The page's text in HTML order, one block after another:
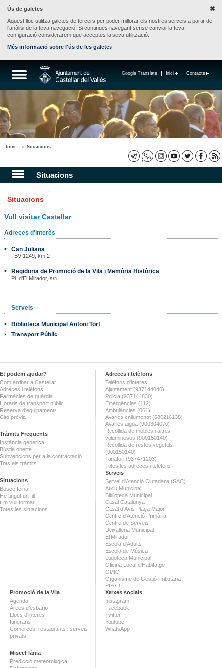
Ús de galetes
Aquest lloc utilitza galetes de tercers per poder millorar els nostres serveis a partir de
l'anàlisi de la teva navegació. Si continues navegant sense canviar la teva
configuració considerarem que acceptes la seva utilització.
Més informació sobre l'ús de les galetes
Contacte
Inici
Google Translate
Inici Situacions
Situacions
Situacions
Vull visitar Castellar
Adreces d'interès
Can Juliana
, BV-1249, km.2
Regidoria de Promoció de la Vila i Memòria Històrica
Pl. d'El Mirador, s/n
Serveis
Biblioteca Municipal Antoni Tort
Transport Públic
Et podem ajudar?
Com arribar a Castellar
Adreces i telèfons
Farmàcies de guàrdia
Horaris de transport públic
Reserva d'equipaments
Cita prèvia
Tràmits Freqüents
Instància genèrica
Bústia oberta
Subvencions per a la contractació
Tots els tràmits
Situacions
Busco feina
He tingut un fill
Em vull formar
Totes les situacions
Adreces i telèfons
Telèfons d'interès
Ajuntament (937144040)
Policia (937144830)
Emergències (112)
Ambulàncies (061)
Avaries enllumenat (686216138)
Avaries aigua (900304070)
Recollida de mobles i altres
voluminosos (900150140)
Recollida de restes vegetals
(900150140)
Tanatori (937471203)
Totes les adreces i telèfons
Serveis
Servei d'Atenció Ciutadana (SAC)
Arxiu Municipal
Biblioteca Municipal
Casal Catalunya
Casal d'Avis Plaça Major
Centre d'Atenció Primària
Centre de Serveis
Deixalleria Municipal
El Mirador
Escola d'Adults
Escola de Música
Ludoteca Municipal
Oficina Local d'Habitatge
OMIC
Organisme de Gestió Tributària
PIPAD
Promoció de la Vila
Agenda
Àrees d'esbarjo
Llocs d'interès
Itineraris
Comerços, restaurants i serveis
privats
Miscel·lània
Predicció meteorològica
Xarxes socials
Instagram
Facebook
Twitter
Youtube
WhatsApp